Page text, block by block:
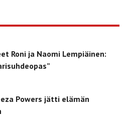
Roni ja Naomi Lempiäinen:
Powers jätti elämän